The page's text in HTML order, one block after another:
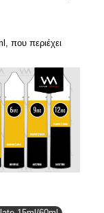
που περιέχει